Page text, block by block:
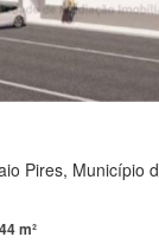
Pires, Município
m²